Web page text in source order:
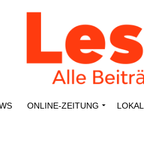
ONLINE-ZEI­­TUNG LOKAL